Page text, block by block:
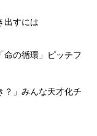
出すには
命の循環」ピッチフ
？」みんな天才化チ